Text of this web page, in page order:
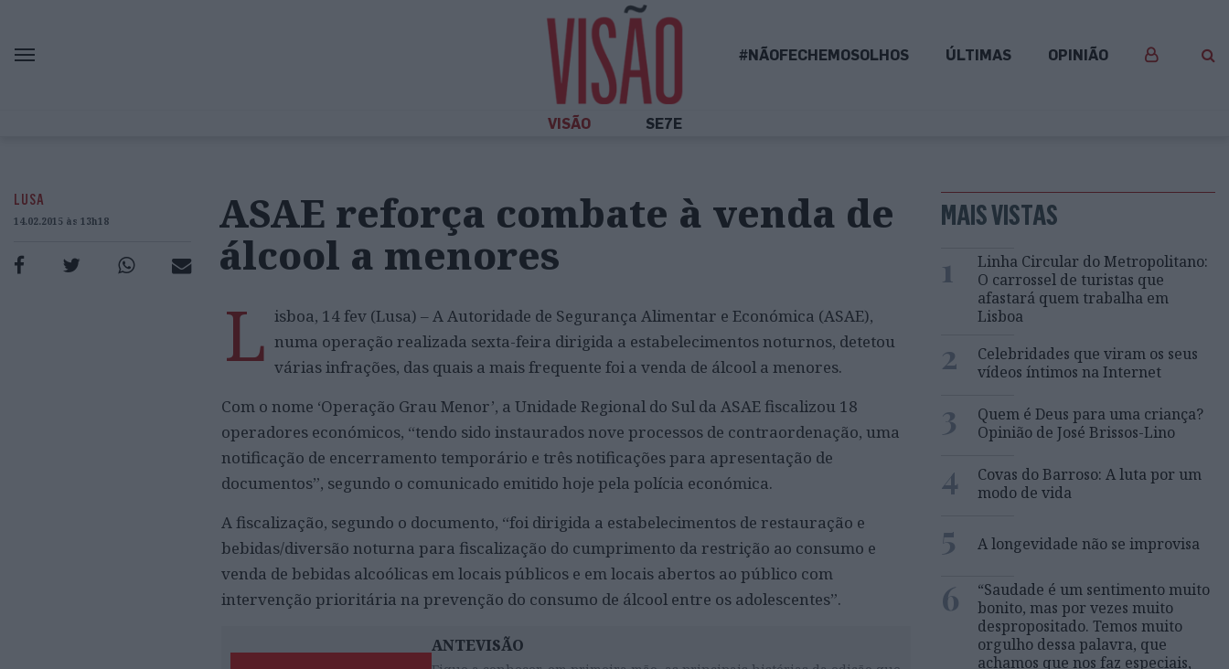
#NÃOFECHEMOSOLHOS ÚLTIMAS OPINIÃO
VISÃO SE7E
LUSA
14.02.2015 às 13h18
ASAE reforça combate à venda de
álcool a menores
L isboa, 14 fev (Lusa) – A Autoridade de Segurança Alimentar e Económica (ASAE),
numa operação realizada sexta-feira dirigida a estabelecimentos noturnos, detetou
várias infrações, das quais a mais frequente foi a venda de álcool a menores.
Com o nome ‘Operação Grau Menor’, a Unidade Regional do Sul da ASAE fiscalizou 18
operadores económicos, “tendo sido instaurados nove processos de contraordenação, uma
notificação de encerramento temporário e três notificações para apresentação de
documentos”, segundo o comunicado emitido hoje pela polícia económica.
A fiscalização, segundo o documento, “foi dirigida a estabelecimentos de restauração e
bebidas/diversão noturna para fiscalização do cumprimento da restrição ao consumo e
venda de bebidas alcoólicas em locais públicos e em locais abertos ao público com
intervenção prioritária na prevenção do consumo de álcool entre os adolescentes”.
ANTEVISÃO
MAIS VISTAS
1
Linha Circular do Metropolitano:
O carrossel de turistas que
afastará quem trabalha em
Lisboa
2
Celebridades que viram os seus
vídeos íntimos na Internet
3
Quem é Deus para uma criança?
Opinião de José Brissos-Lino
4
Covas do Barroso: A luta por um
modo de vida
5 A longevidade não se improvisa
6
“Saudade é um sentimento muito
bonito, mas por vezes muito
despropositado. Temos muito
orgulho dessa palavra, que
achamos que nos faz especiais,